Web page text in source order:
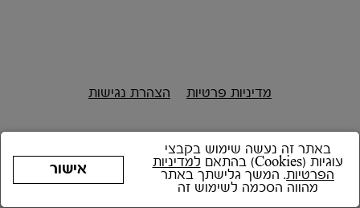
מדיניות פרטיות הצהרת נגישות
באתר זה נעשה שימוש בקבצי
עוגיות (Cookies) בהתאם
למדיניות
הפרטיות. המשך גלישתך באתר
מהווה הסכמה לשימוש זה
אישור